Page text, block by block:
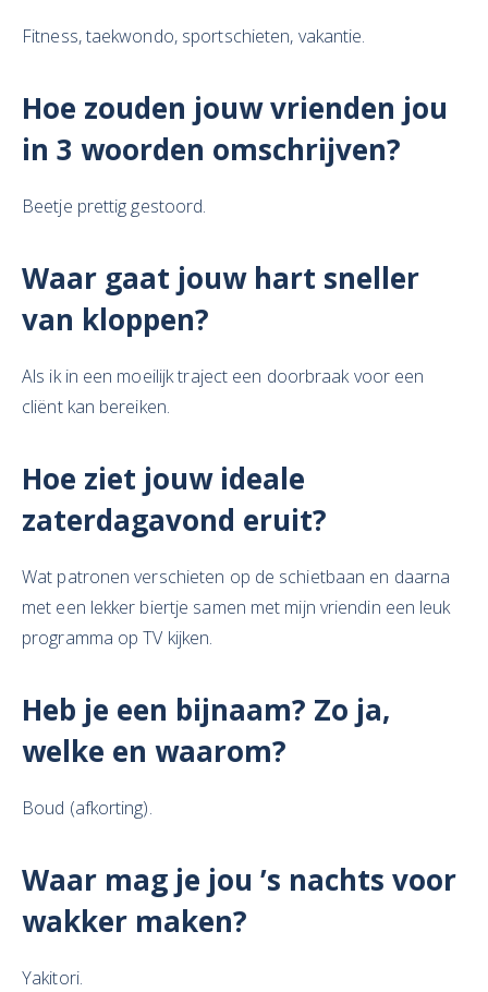
Fitness, taekwondo, sportschieten, vakantie.
Hoe zouden jouw vrienden jou
in 3 woorden omschrijven?
Beetje prettig gestoord.
Waar gaat jouw hart sneller
van kloppen?
Als ik in een moeilijk traject een doorbraak voor een
cliënt kan bereiken.
Hoe ziet jouw ideale
zaterdagavond eruit?
Wat patronen verschieten op de schietbaan en daarna
met een lekker biertje samen met mijn vriendin een leuk
programma op TV kijken.
Heb je een bijnaam? Zo ja,
welke en waarom?
Boud (afkorting).
Waar mag je jou ’s nachts voor
wakker maken?
Yakitori.